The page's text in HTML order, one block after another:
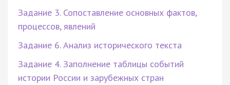
Задание 3. Сопоставление основных фактов,
процессов, явлений
Задание 6. Анализ исторического текста
Задание 4. Заполнение таблицы событий
истории России и зарубежных стран